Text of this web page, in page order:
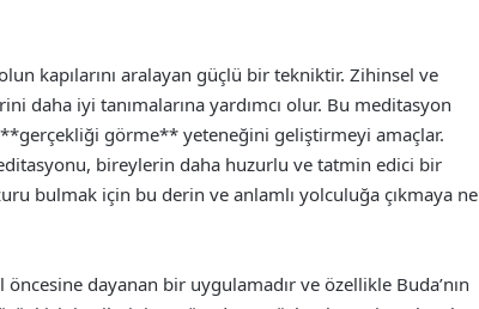
kapılarını aralayan güçlü bir tekniktir. Zihinsel ve
daha iyi tanımalarına yardımcı olur. Bu meditasyon
görme** yeteneğini geliştirmeyi amaçlar.
bireylerin daha huzurlu ve tatmin edici bir
bulmak için bu derin ve anlamlı yolculuğa çıkmaya ne
dayanan bir uygulamadır ve özellikle Buda’nın